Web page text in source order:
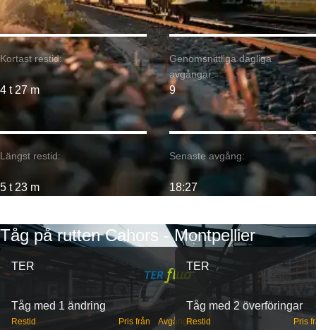
Kortast restid:
4 t 27 m
Längst restid:
5 t 23 m
Genomsnittliga dagliga
avgångar:
9
Senaste avgång:
18:27
Tåg på rutten Cahors - Montpellier
TER
Tåg med 1 ändring
Restid Pris från Avgångar
TER
Tåg med 2 överföringar
Restid Pris